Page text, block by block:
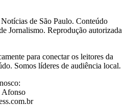
de São Paulo. Conteúdo
Jornalismo. Reprodução autorizada
para conectar os leitores da
Somos líderes de audiência local.
Afonso